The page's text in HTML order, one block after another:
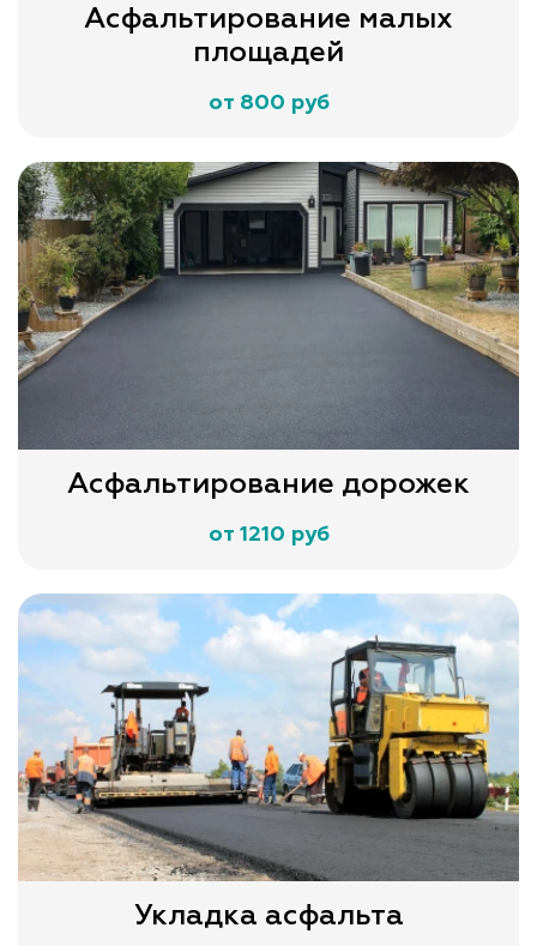
Асфальтирование малых
площадей
от 800 руб
Асфальтирование дорожек
от 1210 руб
Укладка асфальта